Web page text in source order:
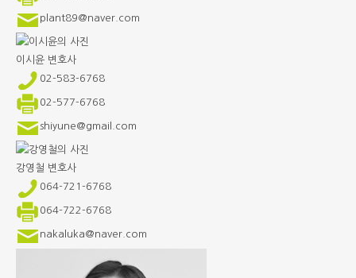
plant89@naver.com
이시윤 변호사
02-583-6768
02-577-6768
shiyune@gmail.com
강영철 변호사
064-721-6768
064-722-6768
nakaluka@naver.com